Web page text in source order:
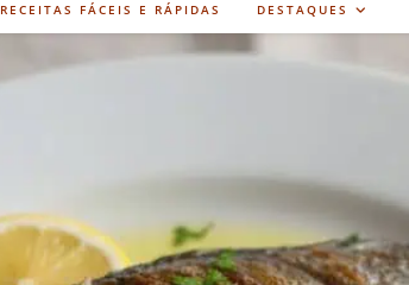
RECEITAS FÁCEIS E RÁPIDAS DESTAQUES